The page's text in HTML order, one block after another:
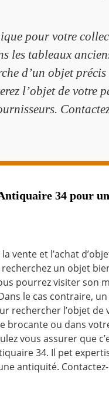
pour votre
les tableaux
d’un objet
l’objet de
34 pour
vente et l’achat
un objet
pourrez visiter son
le cas contraire, un
rechercher l’objet de
brocante ou dans
vous assurer que
34. Il pet
antiquité.